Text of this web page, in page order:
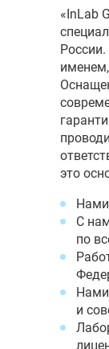
«InLab
это
С
по
и